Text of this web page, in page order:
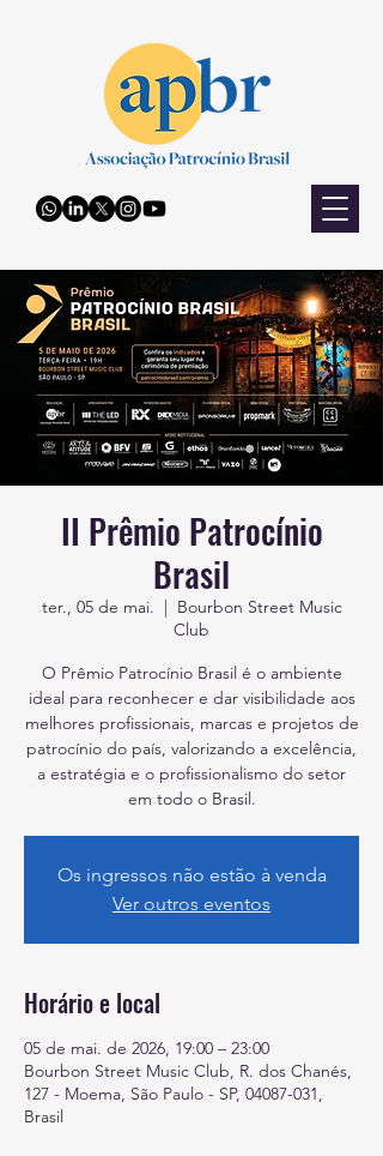
II Prêmio Patrocínio
Brasil
ter., 05 de mai.
  |
Bourbon Street Music
Club
O Prêmio Patrocínio Brasil é o ambiente
ideal para reconhecer e dar visibilidade aos
melhores profissionais, marcas e projetos de
patrocínio do país, valorizando a excelência,
a estratégia e o profissionalismo do setor
em todo o Brasil.
Os ingressos não estão à venda
Ver outros eventos
Horário e local
05 de mai. de 2026, 19:00 – 23:00
Bourbon Street Music Club, R. dos Chanés,
127 - Moema, São Paulo - SP, 04087-031,
Brasil